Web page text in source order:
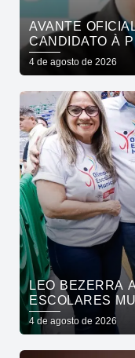
AVANTE
CANDIDATO À
4 de agosto de 2026
LEO BEZERRA
ESCOLARES
DA
ESPORTE
4 de agosto de 2026